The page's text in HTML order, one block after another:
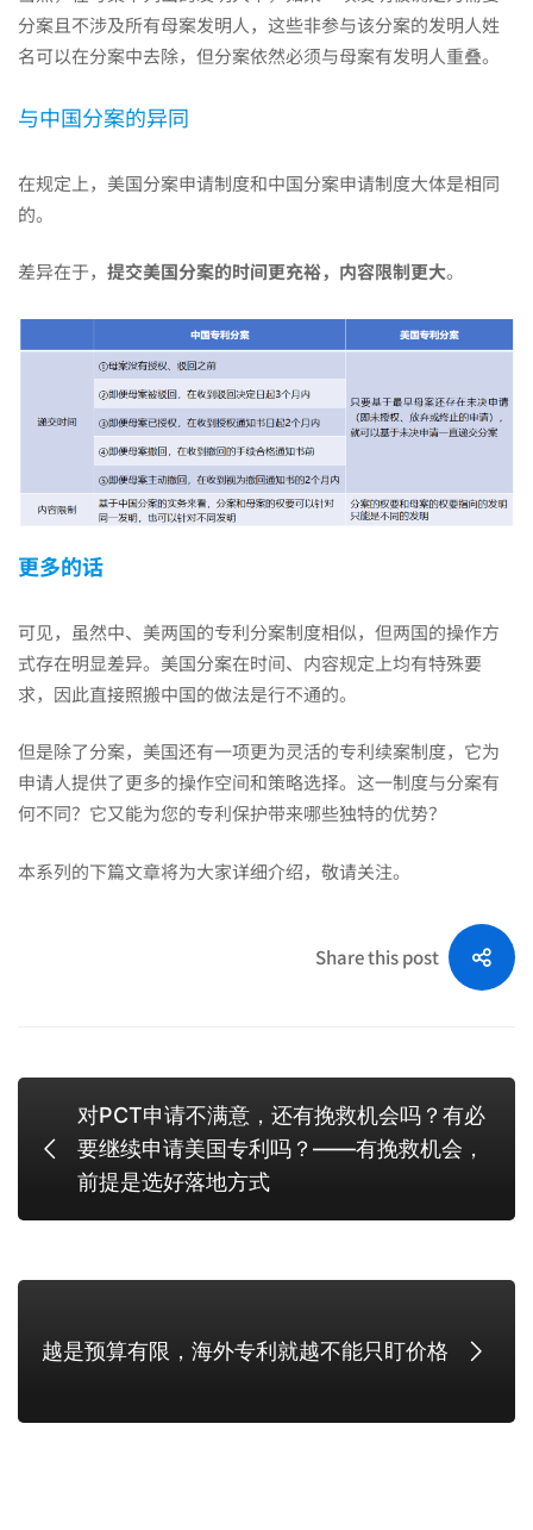
分案且不涉及所有母案发明人，这些非参与该分案的发明人姓
名可以在分案中去除，但分案依然必须与母案有发明人重叠。
与中国分案的异同
在规定上，美国分案申请制度和中国分案申请制度大体是相同
的。
差异在于， 提交美国分案的时间更充裕，内容限制更大。
更多的话
可见，虽然中、美两国的专利分案制度相似，但两国的操作方
式存在明显差异。美国分案在时间、内容规定上均有特殊要
求，因此直接照搬中国的做法是行不通的。
但是除了分案，美国还有一项更为灵活的专利续案制度，它为
申请人提供了更多的操作空间和策略选择。这一制度与分案有
何不同？它又能为您的专利保护带来哪些独特的优势？
本系列的下篇文章将为大家详细介绍，敬请关注。
Share this post
对PCT申请不满意，还有挽救机会吗？有必
要继续申请美国专利吗？——有挽救机会，
前提是选好落地方式
越是预算有限，海外专利就越不能只盯价格